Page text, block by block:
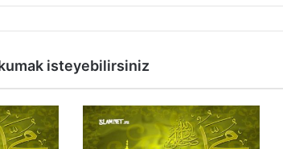
B
a
r
ı
n
isteyebilirsiniz